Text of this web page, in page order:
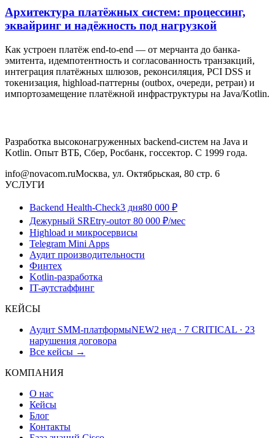
Архитектура платёжных систем: процессинг,
эквайринг и надёжность под нагрузкой
Как устроен платёж end-to-end — от мерчанта до банка-
эмитента, идемпотентность и согласованность транзакций,
интеграция платёжных шлюзов, реконсиляция, PCI DSS и
токенизация, highload-паттерны (outbox, очереди, ретраи) и
импортозамещение платёжной инфраструктуры на Java/Kotlin.
Разработка высоконагруженных backend-систем на Java и
Kotlin. Опыт ВТБ, Сбер, Росбанк, госсектор. С 1999 года.
info@novacom.ruМосква, ул. Октябрьская, 80 стр. 6
УСЛУГИ
Backend Health-Check3 дня80 000 ₽
Дежурный SREtry-outот 80 000 ₽/мес
Highload и микросервисы
Telegram Mini Apps
Аудит производительности
Финтех
Kotlin-разработка
IT-аутстаффинг
КЕЙСЫ
Аудит SMM-платформыNEW2 нед · 7 CRITICAL · 23
нарушения договора
Все кейсы →
КОМПАНИЯ
О нас
Кейсы
Блог
Контакты